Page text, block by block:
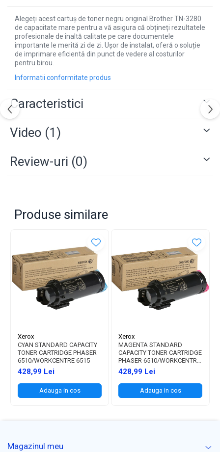
Alegeți acest cartuș de toner negru original Brother TN-3280
de capacitate mare pentru a vă asigura că obțineți rezultatele
profesionale de înaltă calitate pe care documentele
importante le merită zi de zi. Ușor de instalat, oferă o soluție
de imprimare eficientă din punct de vedere al costurilor
pentru birou.
Informatii conformitate produs
Caracteristici
Video (1)
Review-uri (0)
Produse similare
Xerox
CYAN STANDARD CAPACITY
TONER CARTRIDGE PHASER
6510/WORKCENTRE 6515
428,99 Lei
Adauga in cos
Xerox
MAGENTA STANDARD
CAPACITY TONER CARTRIDGE
PHASER 6510/WORKCENTRE
6515
428,99 Lei
Adauga in cos
Magazinul meu